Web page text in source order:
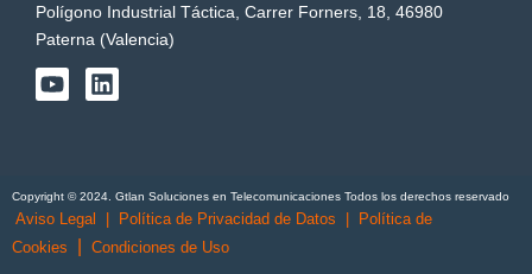
Polígono Industrial Táctica, Carrer Forners, 18, 46980
Paterna (Valencia)
Y
o
e
L
i
i
n
Copyright © 2024. Gtlan Soluciones en Telecomunicaciones Todos los derechos reservado
Aviso Legal | Política de Privacidad de Datos | Política de
Cookies
Condiciones de Uso